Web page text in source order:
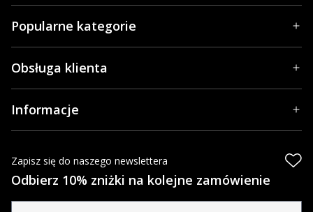
Popularne kategorie
Obsługa klienta
Informacje
Zapisz się do naszego newslettera
Odbierz 10% zniżki na kolejne zamówienie